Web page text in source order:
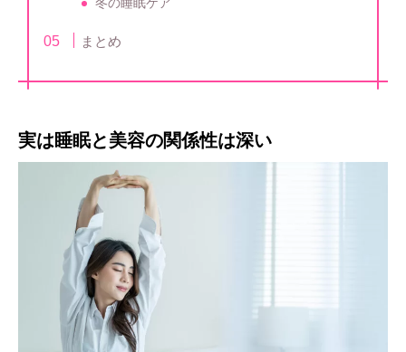
冬の睡眠ケア
まとめ
実は睡眠と美容の関係性は深い